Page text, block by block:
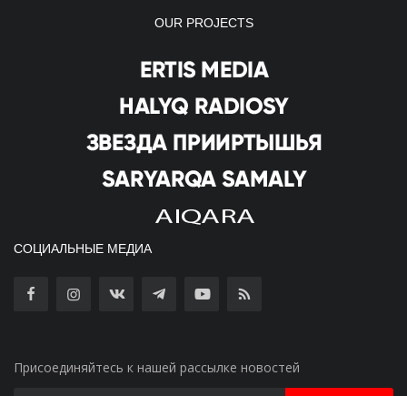
OUR PROJECTS
СОЦИАЛЬНЫЕ МЕДИА
Присоединяйтесь к нашей рассылке новостей